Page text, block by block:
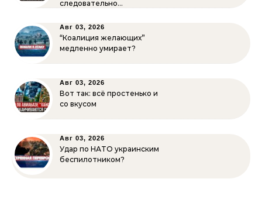
следовательно…
Авг 03, 2026
“Коалиция желающих”
медленно умирает?
Авг 03, 2026
Вот так: всё простенько и
со вкусом
Авг 03, 2026
Удар по НАТО украинским
беспилотником?